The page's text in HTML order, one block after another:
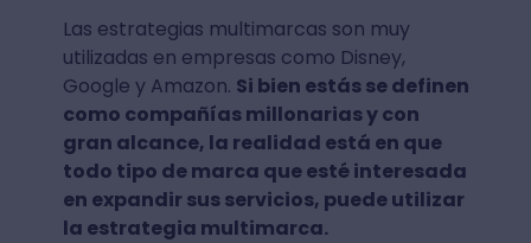
Las estrategias multimarcas son muy
utilizadas en empresas como Disney,
Google y Amazon. Si bien estás se definen
como compañías millonarias y con
gran alcance, la realidad está en que
todo tipo de marca que esté interesada
en expandir sus servicios, puede utilizar
la estrategia multimarca.